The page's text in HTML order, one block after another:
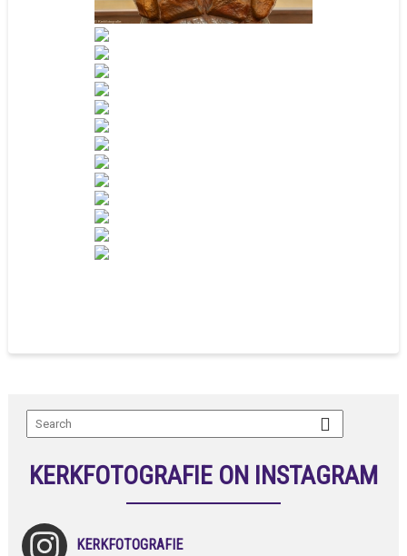
KERKFOTOGRAFIE ON INSTAGRAM
KERKFOTOGRAFIE